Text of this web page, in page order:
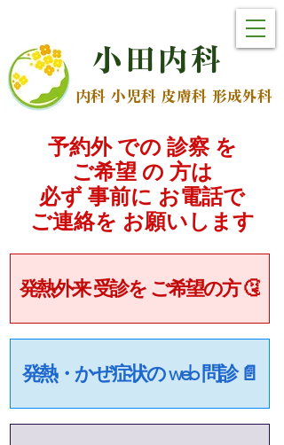
小 田 内科
内科 小児科 皮膚科 形成外科
予約外 での 診察 を
ご希望 の 方は
必ず 事前に お電話で
​ご連絡を お願いします
発熱外来 受診を ご希望の方 🤧
発熱・かぜ症状の web 問診 📄